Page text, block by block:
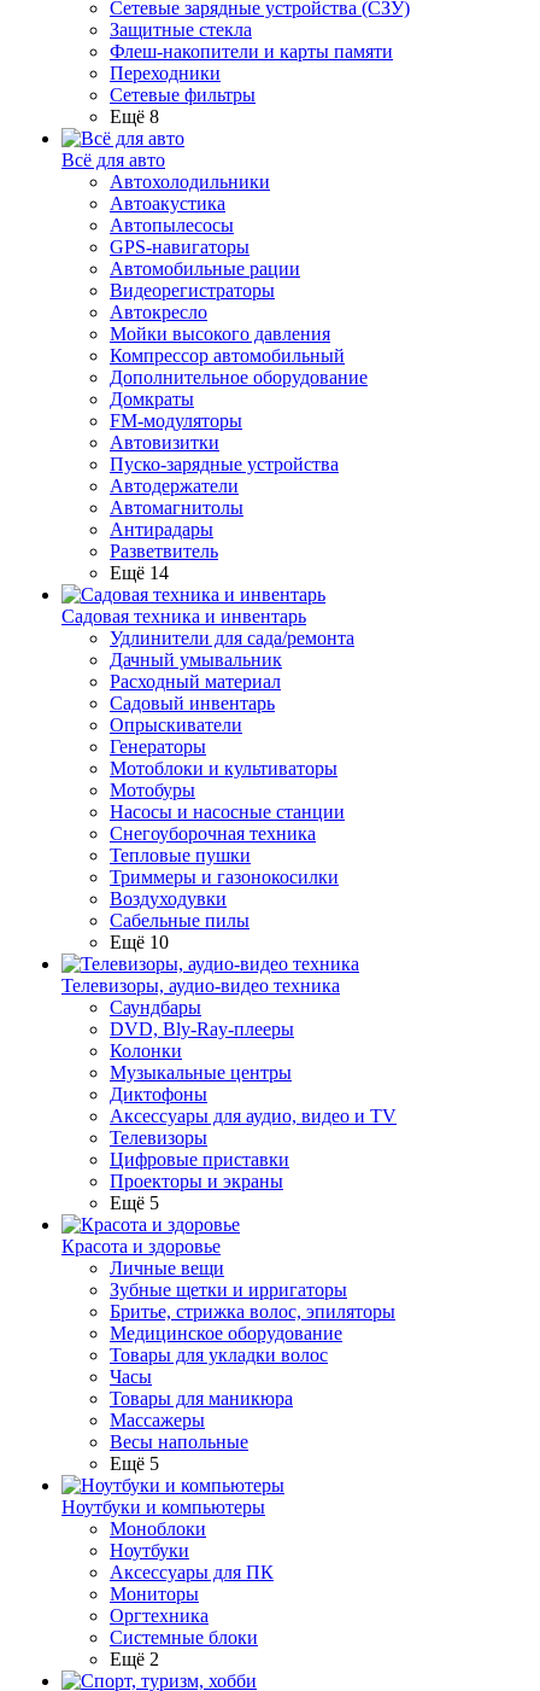
Сетевые зарядные устройства (СЗУ)
Защитные стекла
Флеш-накопители и карты памяти
Переходники
Сетевые фильтры
Ещё 8
Всё для авто
Автохолодильники
Автоакустика
Автопылесосы
GPS-навигаторы
Автомобильные рации
Видеорегистраторы
Автокресло
Мойки высокого давления
Компрессор автомобильный
Дополнительное оборудование
Домкраты
FM-модуляторы
Автовизитки
Пуско-зарядные устройства
Автодержатели
Автомагнитолы
Антирадары
Разветвитель
Ещё 14
Садовая техника и инвентарь
Удлинители для сада/ремонта
Дачный умывальник
Расходный материал
Садовый инвентарь
Опрыскиватели
Генераторы
Мотоблоки и культиваторы
Мотобуры
Насосы и насосные станции
Снегоуборочная техника
Тепловые пушки
Триммеры и газонокосилки
Воздуходувки
Сабельные пилы
Ещё 10
Телевизоры, аудио-видео техника
Саундбары
DVD, Bly-Ray-плееры
Колонки
Музыкальные центры
Диктофоны
Аксессуары для аудио, видео и TV
Телевизоры
Цифровые приставки
Проекторы и экраны
Ещё 5
Красота и здоровье
Личные вещи
Зубные щетки и ирригаторы
Бритье, стрижка волос, эпиляторы
Медицинское оборудование
Товары для укладки волос
Часы
Товары для маникюра
Массажеры
Весы напольные
Ещё 5
Ноутбуки и компьютеры
Моноблоки
Ноутбуки
Аксессуары для ПК
Мониторы
Оргтехника
Системные блоки
Ещё 2